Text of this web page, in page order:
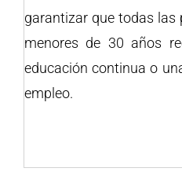
garantizar que todas las
menores de 30 años
educación continua o
empleo.